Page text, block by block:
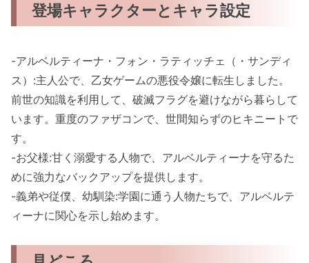
登場キャラクターとキャラ設定
-アルベルティーナ・フォン・ラティッチェ（・サンディ
ス）:主人公で、乙女ゲームの悪役令嬢に転生しました。
前世の知識を利用して、破滅フラグを避けながら暮らして
います。重度のファザコンで、世間知らずのヒキニートで
す。
-お父様:甘く溺愛する人物で、アルベルティーナを守るた
めに強力なバックアップを提供します。
-義弟や従僕、幼馴染:学園に通う人物たちで、アルベルテ
ィーナに関心を示し始めます。